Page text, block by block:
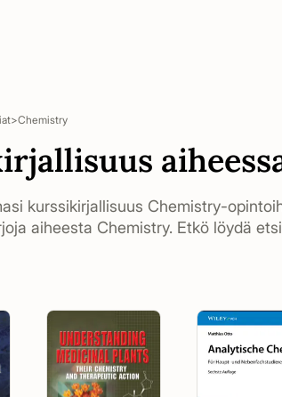
Chemistry
kurssikirjallisuus Chemistry-
aiheesta Chemistry. Etkö löydä